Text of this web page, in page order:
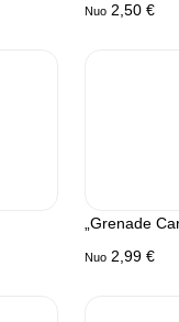
Nuo 2,50 €
„Grenade
Nuo 2,99 €